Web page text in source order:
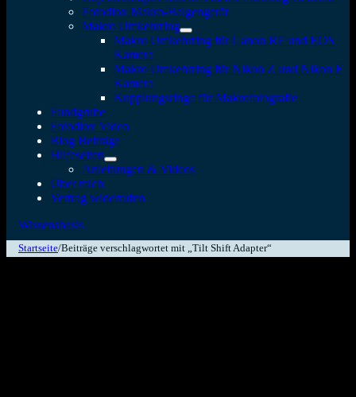
Fotodiox Makro-Balgengerät
Makro Umkehrring
Makro Umkehrring für Canon RF und EOS
Kamera
Makro Umkehrring für Nikon Z und Nikon F
Kamera
Kupplungsringe für Makrofotografie
Fundgrube
Fotodiox Video
Blog Beiträge
Hilfeseiten
Anleitungen & Videos
Über mich
Vertrag widerrufen
Wissensbasis
Startseite/Beiträge verschlagwortet mit „Tilt Shift Adapter“